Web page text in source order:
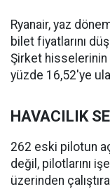
Ryanair, yaz
bilet fiyatlarını
Şirket hisselerinin
yüzde 16,52'ye
HAVACILIK
262 eski pilotun
değil, pilotlarını
üzerinden